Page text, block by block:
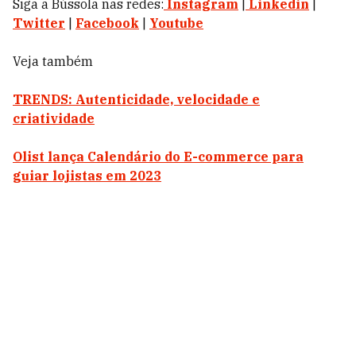
Siga a Bússola nas redes: Instagram Linkedin
Twitter
Facebook Youtube
Veja também
TRENDS: Autenticidade, velocidade e
criatividade
Olist lança Calendário do E-commerce para
guiar lojistas em 2023